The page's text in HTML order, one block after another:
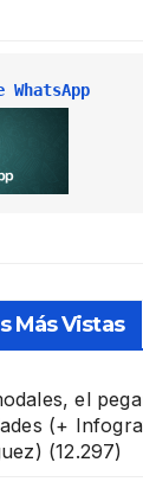
WhatsApp
Más Vistas
el
(+
(12.297)